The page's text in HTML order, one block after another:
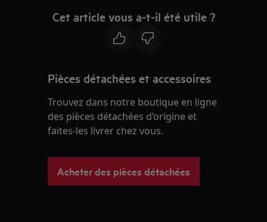
Cet article vous a-t-il été utile ?
Pièces détachées et accessoires
Trouvez dans notre boutique en ligne
des pièces détachées d’origine et
faites-les livrer chez vous.
Acheter des pièces détachées